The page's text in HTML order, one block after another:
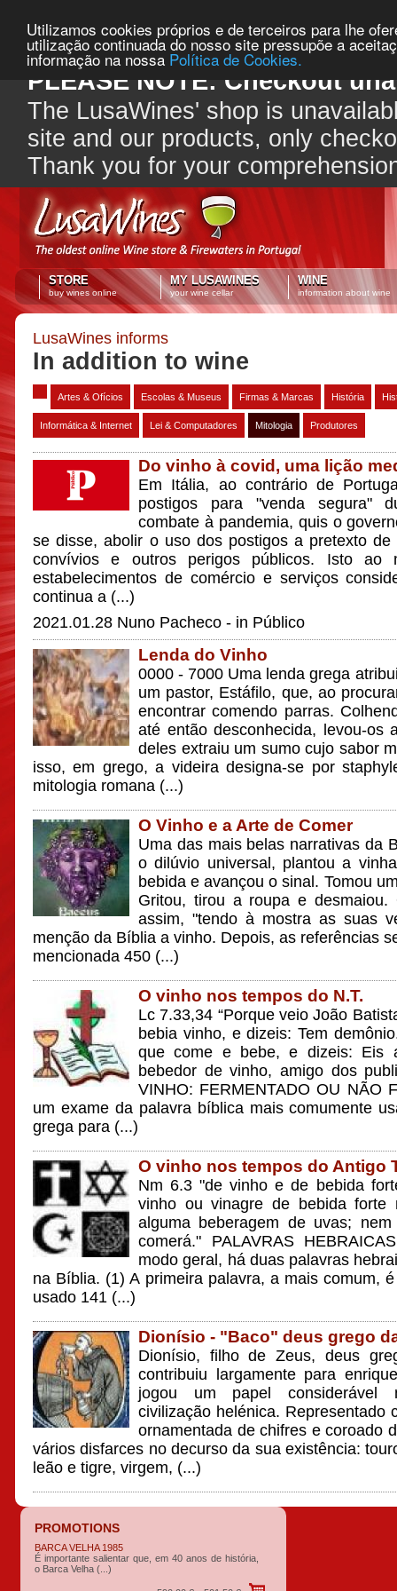
Utilizamos cookies próprios e de terceiros para lhe
utilização continuada do nosso site pressupõe a
informação na nossa Política de Cookies.
PLEASE NOTE: Checkout
The LusaWines' shop is
site and our products, only
Thank you for your
STORE
buy wines online
MY LUSAWINES
your wine cellar
WINE
information about wine
LusaWines informs
In addition to wine
Artes & Ofícios Escolas & Museus Firmas & Marcas História
Informática & Internet Lei & Computadores Mitologia Produtores
Do vinho à covid, uma lição
Em Itália, ao contrário de
postigos para "venda segura"
combate à pandemia, quis o
se disse, abolir o uso dos postigos a pretexto de
convívios e outros perigos públicos. Isto ao
estabelecimentos de comércio e serviços
continua a (...)
2021.01.28 Nuno Pacheco - in Público
Lenda do Vinho
0000 - 7000 Uma lenda grega
um pastor, Estáfilo, que, ao
encontrar comendo parras.
até então desconhecida, levou-os
deles extraiu um sumo cujo sabor
isso, em grego, a videira designa-se por
mitologia romana (...)
O Vinho e a Arte de Comer
Uma das mais belas narrativas da
o dilúvio universal, plantou a
bebida e avançou o sinal. Tomou
Gritou, tirou a roupa e
assim, "tendo à mostra as suas
menção da Bíblia a vinho. Depois, as referências
mencionada 450 (...)
O vinho nos tempos do N.T.
Lc 7.33,34 “Porque veio João
bebia vinho, e dizeis: Tem
que come e bebe, e dizeis: Eis
bebedor de vinho, amigo dos
VINHO: FERMENTADO OU NÃO
um exame da palavra bíblica mais comumente
grega para (...)
O vinho nos tempos do Antigo
Nm 6.3 "de vinho e de bebida
vinho ou vinagre de bebida forte
alguma beberagem de uvas;
comerá." PALAVRAS
modo geral, há duas palavras
na Bíblia. (1) A primeira palavra, a mais comum,
usado 141 (...)
Dionísio - "Baco" deus grego
Dionísio, filho de Zeus, deus
contribuiu largamente para
jogou um papel considerável
civilização helénica. Representado
ornamentada de chifres e coroado
vários disfarces no decurso da sua existência:
leão e tigre, virgem, (...)
PROMOTIONS
BARCA VELHA 1985
É importante salientar que, em 40 anos de história,
o Barca Velha (...)